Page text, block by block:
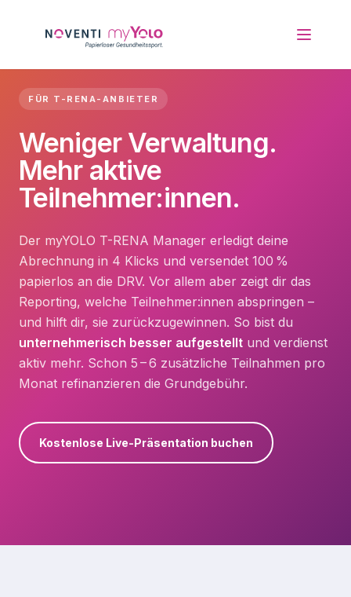
FÜR T-RENA-ANBIETER
Weniger Verwaltung.
Mehr aktive
Teilnehmer:innen.
Der myYOLO T-RENA Manager erledigt deine
Abrechnung in 4 Klicks und versendet 100 %
papierlos an die DRV. Vor allem aber zeigt dir das
Reporting, welche Teilnehmer:innen abspringen –
und hilft dir, sie zurückzugewinnen. So bist du
unternehmerisch besser aufgestellt und verdienst
aktiv mehr. Schon 5 –6 zusätzliche Teilnahmen pro
Monat refinanzieren die Grundgebühr.
Kostenlose Live-Präsentation buchen